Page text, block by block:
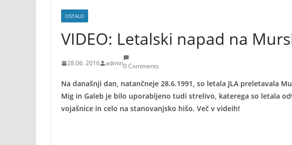
OSTALO
VIDEO: Letalski napad na
28.06. 2016 admin0 Comments
Na današnji dan, natančneje 28.6.1991, so letala JLA preletavala
Mig in Galeb je bilo uporabljeno tudi strelivo, katerega so letala
vojašnice in celo na stanovanjsko hišo. Več v videih!